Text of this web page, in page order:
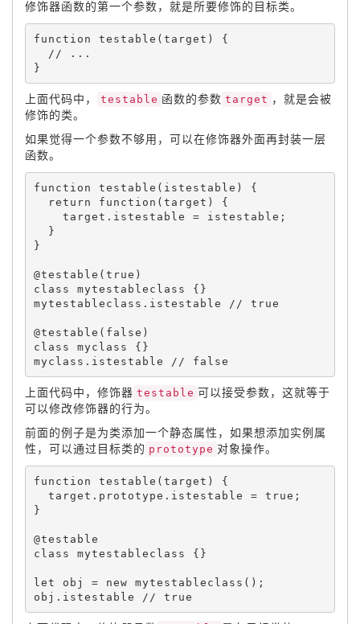
修饰器函数的第一个参数，就是所要修饰的目标类。
function testable ( target )
{
}
上面代码中， testable 函数的参数 target ，就是会被
修饰的类。
如果觉得一个参数不够用，可以在修饰器外面再封装一层
函数。
function testable ( istestable )
{
return
function ( target )
{
    target
. istestable = istestable ;
}
}
@testable ( true )
class mytestableclass { }
mytestableclass . istestable
@testable ( false )
class myclass { }
myclass . istestable
上面代码中，修饰器 testable 可以接受参数，这就等于
可以修改修饰器的行为。
前面的例子是为类添加一个静态属性，如果想添加实例属
性，可以通过目标类的 prototype 对象操作。
function testable ( target )
{
  target
. prototype . istestable = true ;
}
@testable
class mytestableclass { }
let obj = new mytestableclass ( ) ;
obj . istestable